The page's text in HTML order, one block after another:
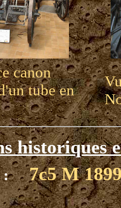
canon
tube en
historiques
: 7c5 M